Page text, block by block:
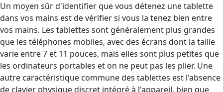
Un moyen sûr d'identifier que vous détenez une tablette
dans vos mains est de vérifier si vous la tenez bien entre
vos mains. Les tablettes sont généralement plus grandes
que les téléphones mobiles, avec des écrans dont la taille
varie entre 7 et 11 pouces, mais elles sont plus petites que
les ordinateurs portables et on ne peut pas les plier. Une
autre caractéristique commune des tablettes est l'absence
de clavier physique discret intégré à l'appareil, bien que